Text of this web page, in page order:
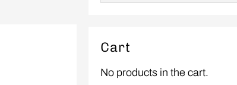
Cart
No products in the cart.